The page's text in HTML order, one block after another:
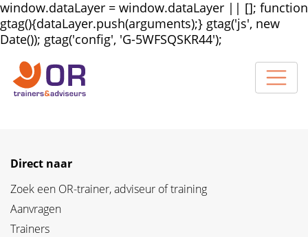
window.dataLayer = window.dataLayer || []; function
gtag(){dataLayer.push(arguments);} gtag('js', new
Date()); gtag('config', 'G-5WFSQSKR44');
Direct naar
Zoek een OR-trainer, adviseur of training
Aanvragen
Trainers